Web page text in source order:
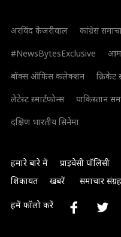
अरविंद केजरीवाल कांग्रेस
#NewsBytesExclusive
आम
बॉक्स ऑफिस कलेक्शन
क्रिकेट
लेटेस्ट स्मार्टफोन्स
पाकिस्तान
दक्षिण भारतीय सिनेमा
हमारे बारे में प्राइवेसी पॉलिसी
शिकायत
खबरें समाचार संग्रह
हमें फॉलो करें